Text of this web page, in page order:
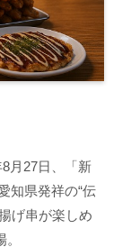
月27日、「新
知県発祥の“伝
げ串が楽しめ